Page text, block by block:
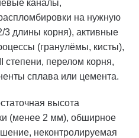
каналы,
на нужную
3 длины корня), активные
(гранулёмы, кисты),
степени, перелом корня,
сплава или цемента.
высота
(менее 2 мм), обширное
неконтролируемая